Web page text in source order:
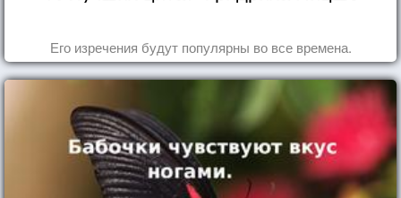
Его изречения будут популярны во все времена.